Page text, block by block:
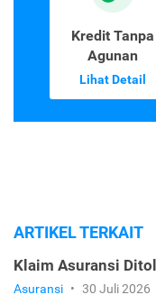
Kredit Tanpa
Agunan
Lihat Detail
ARTIKEL TERKAIT
Klaim Asuransi
Asuransi • 30 Juli 2026